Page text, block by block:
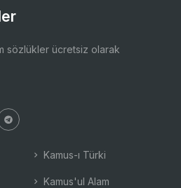
sözlükler ücretsiz olarak
Kamus-ı Türki
Kamus'ul Alam